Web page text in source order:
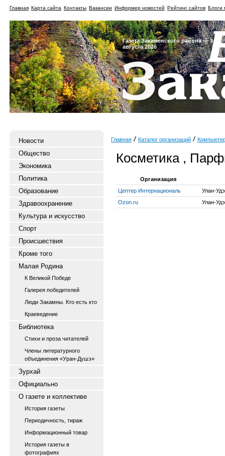
Главная Карта сайта Контакты Вакансии Информер новостей Рейтинг сайтов Блоги
Газета Закаменского района — 3
августа 2026
Новости
Общество
Экономика
Политика
Образование
Здравоохранение
Культура и искусство
Спорт
Происшествия
Кроме того
Малая Родина
К Великой Победе
Галерея победителей
Люди Закамны. Кто есть кто
Краеведение
Библиотека
Стихи и проза читателей
Члены литературного
объединения «Уран-Душэ»
Зурхай
Официально
О газете и коллективе
История газеты
Периодичность, тираж
Информационный товар
История газеты в
фотографиях
Главная Каталог организаций
Косметика ,
Организация
Цептер Интернациональ
Улан-
Ozon.ru
Улан-